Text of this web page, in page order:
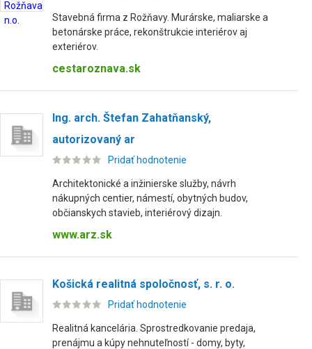
Stavebná firma z Rožňavy. Murárske, maliarske a
betonárske práce, rekonštrukcie interiérov aj
exteriérov.
cestaroznava.sk
Ing. arch. Štefan Zahatňanský,
autorizovaný ar
Pridať hodnotenie
Architektonické a inžinierske služby, návrh
nákupných centier, námestí, obytných budov,
občianskych stavieb, interiérový dizajn.
www.arz.sk
Košická realitná spoločnosť, s. r. o.
Pridať hodnotenie
Realitná kancelária. Sprostredkovanie predaja,
prenájmu a kúpy nehnuteľností - domy, byty,